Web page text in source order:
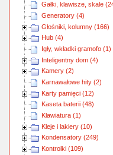
Gałki, klawisze, skale
Generatory (4)
Głośniki, kolumny (166)
Hub (4)
Igły, wkładki gramofo (1)
Inteligentny dom (4)
Kamery (2)
Karnawałowe hity (2)
Karty pamięci (12)
Kaseta baterii (48)
Klawiatura (1)
Kleje i lakiery (10)
Kondensatory (249)
Kontrolki (109)